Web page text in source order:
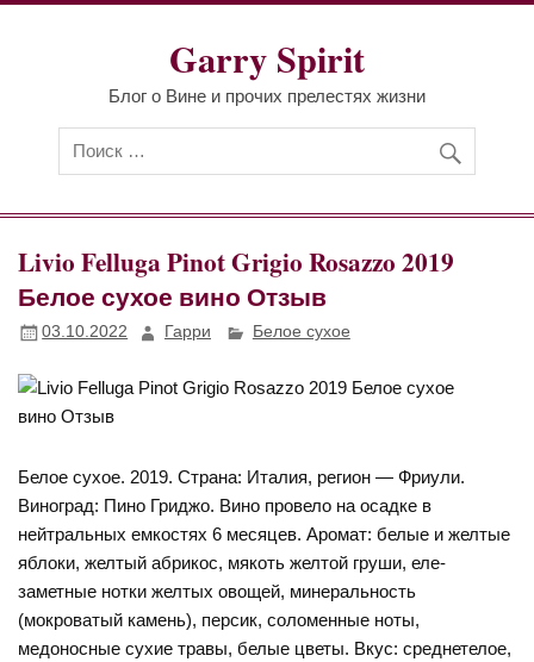
Перейти
Garry Spirit
Блог о Вине и прочих прелестях жизни
Livio Felluga Pinot Grigio Rosazzo 2019
Белое сухое вино Отзыв
03.10.2022 Гарри Белое сухое
Белое сухое. 2019. Страна: Италия, регион — Фриули.
Виноград: Пино Гриджо. Вино провело на осадке в
нейтральных емкостях 6 месяцев. Аромат: белые и желтые
яблоки, желтый абрикос, мякоть желтой груши, еле-
заметные нотки желтых овощей, минеральность
(мокроватый камень), персик, соломенные ноты,
медоносные сухие травы, белые цветы. Вкус: среднетелое,